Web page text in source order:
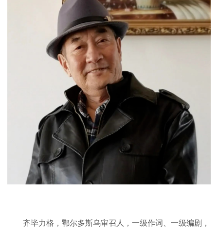
齐毕力格，鄂尔多斯乌审召人，一级作词、一级编剧，